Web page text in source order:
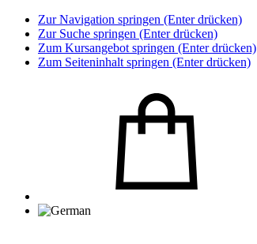
Zur Navigation springen (Enter drücken)
Zur Suche springen (Enter drücken)
Zum Kursangebot springen (Enter drücken)
Zum Seiteninhalt springen (Enter drücken)